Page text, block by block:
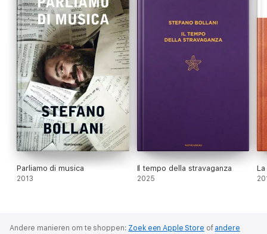
Parliamo di musica
2013
Il tempo della stravaganza
2025
Andere manieren om te shoppen: Zoek een Apple Store of andere